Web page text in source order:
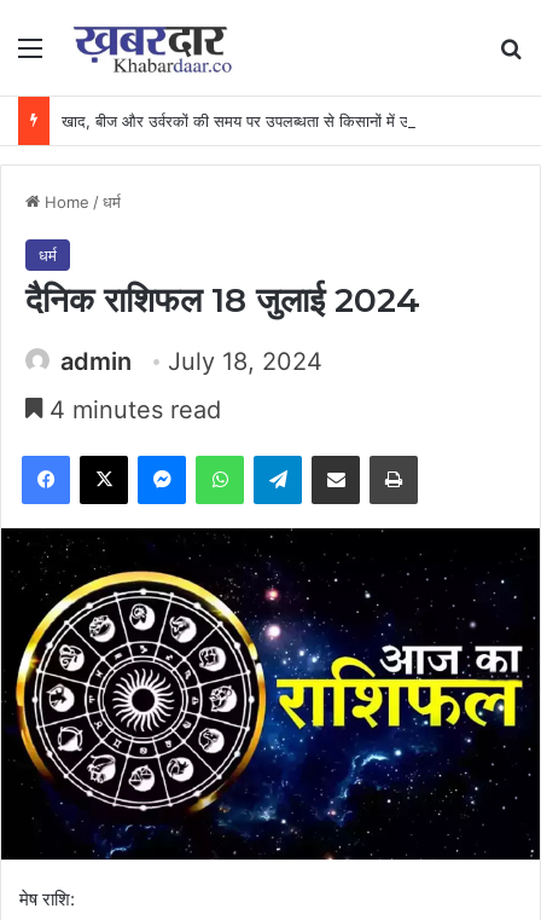
Menu
Home /धर्म
धर्म
दैनिक राशिफल 18 जुलाई 2024
admin
July 18, 2024
4 minutes read
Facebook
X MessengerWhatsAppTelegramShare via Email Print
मेष राशि: